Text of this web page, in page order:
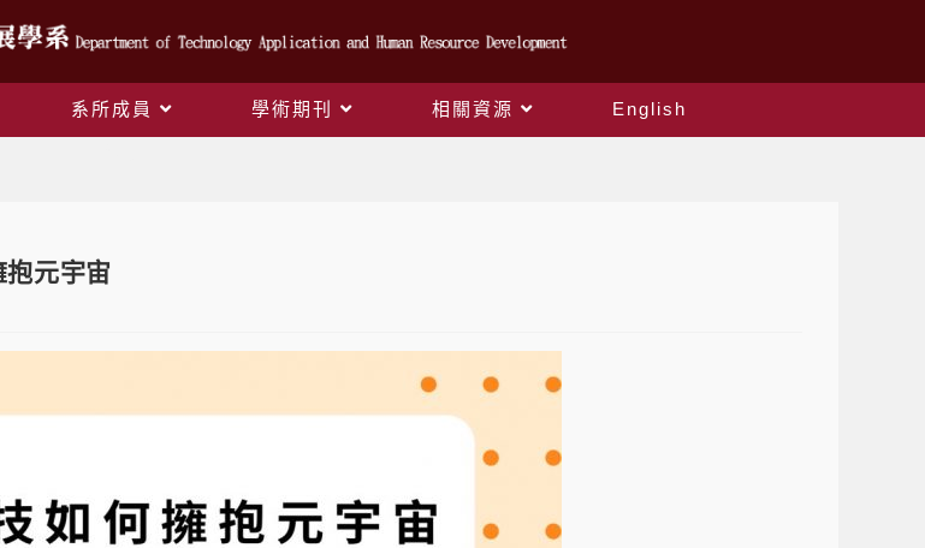
系所成員 學術期刊 相關資源 English
元宇宙